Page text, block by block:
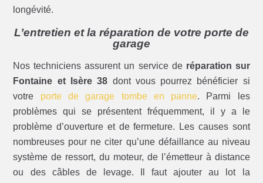
longévité.
L’entretien et la réparation de votre porte de
garage
Nos techniciens assurent un service de réparation sur
Fontaine et Isère 38 dont vous pourrez bénéficier si
votre porte de garage tombe en panne. Parmi les
problèmes qui se présentent fréquemment, il y a le
problème d’ouverture et de fermeture. Les causes sont
nombreuses pour ne citer qu’une défaillance au niveau
système de ressort, du moteur, de l’émetteur à distance
ou des câbles de levage. Il faut ajouter au lot la